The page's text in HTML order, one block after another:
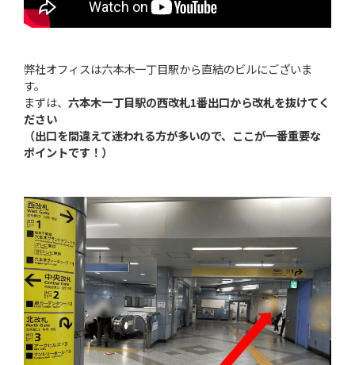
Copyright© WingArc1st Inc. All Rights Reserved.
弊社オフィスは六本木一丁目駅から直結のビルにございま
す。
まずは、 六本木一丁目駅の西改札1番出口から改札を抜けてく
ださい
（出口を間違えて迷われる方が多いので、ここが一番重要な
ポイントです！）